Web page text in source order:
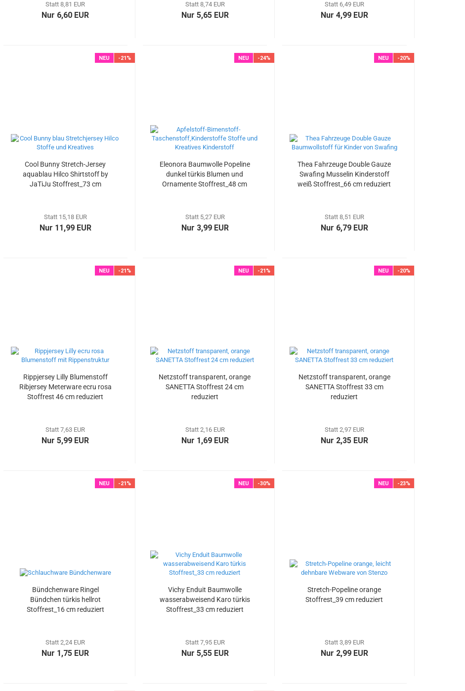
Statt 8,81 EUR
Nur 6,60 EUR
Statt 8,74 EUR
Nur 5,65 EUR
Statt 6,49 EUR
Nur 4,99 EUR
NEU -21%
Cool Bunny Stretch-Jersey
aquablau Hilco Shirtstoff by
JaTiJu Stoffrest_73 cm
Statt 15,18 EUR
Nur 11,99 EUR
NEU -24%
Eleonora Baumwolle Popeline
dunkel türkis Blumen und
Ornamente Stoffrest_48 cm
Statt 5,27 EUR
Nur 3,99 EUR
NEU -20%
Thea Fahrzeuge Double Gauze
Swafing Musselin Kinderstoff
weiß Stoffrest_66 cm reduziert
Statt 8,51 EUR
Nur 6,79 EUR
NEU -21%
Rippjersey Lilly Blumenstoff
Ribjersey Meterware ecru rosa
Stoffrest 46 cm reduziert
Statt 7,63 EUR
Nur 5,99 EUR
NEU -21%
Netzstoff transparent, orange
SANETTA Stoffrest 24 cm
reduziert
Statt 2,16 EUR
Nur 1,69 EUR
NEU -20%
Netzstoff transparent, orange
SANETTA Stoffrest 33 cm
reduziert
Statt 2,97 EUR
Nur 2,35 EUR
NEU -21%
Bündchenware Ringel
Bündchen türkis hellrot
Stoffrest_16 cm reduziert
Statt 2,24 EUR
Nur 1,75 EUR
NEU -30%
Vichy Enduit Baumwolle
wasserabweisend Karo türkis
Stoffrest_33 cm reduziert
Statt 7,95 EUR
Nur 5,55 EUR
NEU -23%
Stretch-Popeline orange
Stoffrest_39 cm reduziert
Statt 3,89 EUR
Nur 2,99 EUR